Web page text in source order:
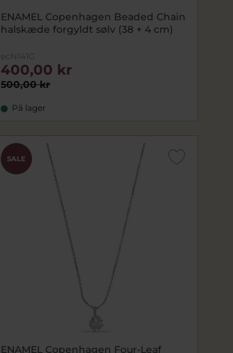
ENAMEL Copenhagen Beaded Chain
halskæde forgyldt sølv (38 + 4 cm)
ecN141G
500,00 kr
400,00 kr
På lager
SALE
ENAMEL Copenhagen Four-Leaf